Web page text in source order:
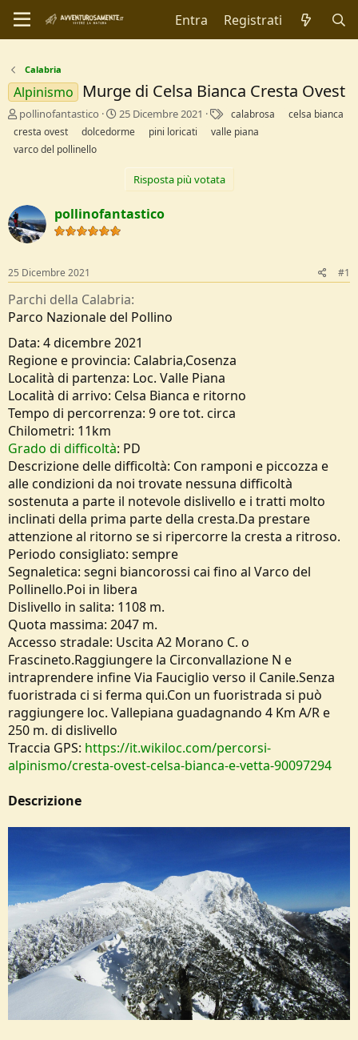
Entra Registrati
Calabria
Alpinismo Murge di Celsa Bianca Cresta Ovest
C
r
a
e
D
i
c
u
s
s
o
n
e
pollinofantastico
D
a
n
i
25 Dicembre 2021
a
calabrosa
celsa bianca
cresta ovest
dolcedorme pini loricati
valle piana
varco del pollinello
Risposta più votata
pollinofantastico
25 Dicembre 2021 #1
Parchi della Calabria
Parco Nazionale del Pollino
Data: 4 dicembre 2021
Regione e provincia: Calabria,Cosenza
Località di partenza: Loc. Valle Piana
Località di arrivo: Celsa Bianca e ritorno
Tempo di percorrenza: 9 ore tot. circa
Chilometri: 11km
Grado di difficoltà: PD
Descrizione delle difficoltà: Con ramponi e piccozza e
alle condizioni da noi trovate nessuna difficoltà
sostenuta a parte il notevole dislivello e i tratti molto
inclinati della prima parte della cresta.Da prestare
attenzione al ritorno se si ripercorre la cresta a ritroso.
Periodo consigliato: sempre
Segnaletica: segni biancorossi cai fino al Varco del
Pollinello.Poi in libera
Dislivello in salita: 1108 m.
Quota massima: 2047 m.
Accesso stradale: Uscita A2 Morano C. o
Frascineto.Raggiungere la Circonvallazione N e
intraprendere infine Via Fauciglio verso il Canile.Senza
fuoristrada ci si ferma qui.Con un fuoristrada si può
raggiungere loc. Vallepiana guadagnando 4 Km A/R e
250 m. di dislivello
Traccia GPS: https://it.wikiloc.com/percorsi-
alpinismo/cresta-ovest-celsa-bianca-e-vetta-90097294
Descrizione